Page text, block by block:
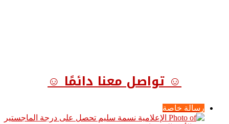
☺ تواصل معنا دائمًا ☺
رسالة خاصة